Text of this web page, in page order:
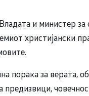
и министер
христијански
порака за верата,